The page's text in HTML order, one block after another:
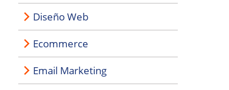
Diseño Web
Ecommerce
Email Marketing